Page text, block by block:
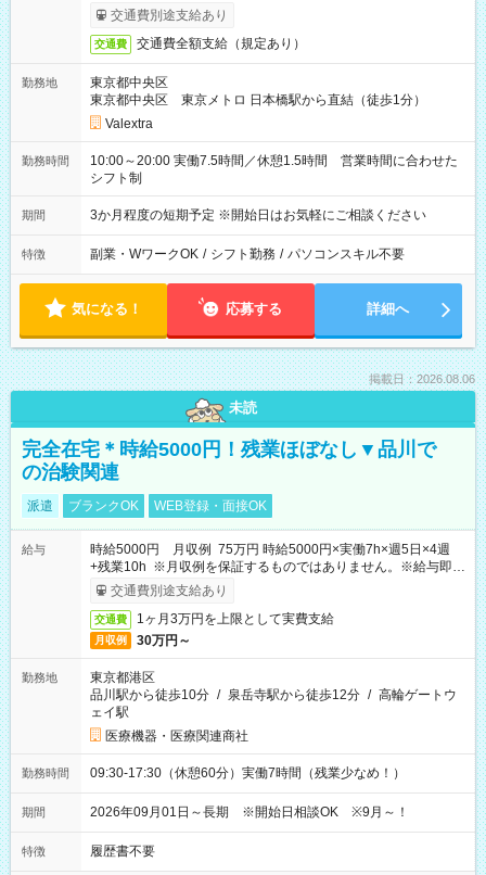
交通費別途支給あり
交通費 交通費全額支給（規定あり）
勤務地
東京都中央区
東京都中央区 東京メトロ 日本橋駅から直結（徒歩1分）
Valextra
勤務時間
10:00～20:00 実働7.5時間／休憩1.5時間 営業時間に合わせた
シフト制
期間 3か月程度の短期予定 ※開始日はお気軽にご相談ください
特徴 副業・WワークOK / シフト勤務 / パソコンスキル不要
気になる！ 応募する 詳細へ
掲載日：2026.08.06
未読
完全在宅＊時給5000円！残業ほぼなし▼品川で
の治験関連
派遣 ブランクOK WEB登録・面接OK
給与
時給5000円 月収例 75万円 時給5000円×実働7h×週5日×4週
+残業10h ※月収例を保証するものではありません。※給与即受
取りサービス利用可（利用条件有）
交通費別途支給あり
交通費 1ヶ月3万円を上限として実費支給
月収例 30万円～
勤務地
東京都港区
品川駅から徒歩10分 / 泉岳寺駅から徒歩12分 / 高輪ゲートウ
ェイ駅
医療機器・医療関連商社
勤務時間 09:30-17:30（休憩60分）実働7時間（残業少なめ！）
期間 2026年09月01日～長期 ※開始日相談OK ※9月～！
特徴 履歴書不要